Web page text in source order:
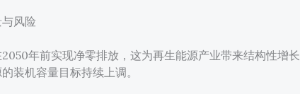
风险
年前实现净零排放，这为再生能源产业带来结构性增
装机容量目标持续上调。